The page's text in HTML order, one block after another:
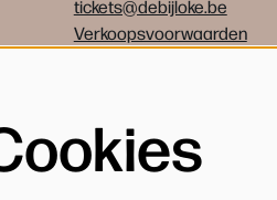
tickets@debijloke.be
Verkoopsvoorwaarden